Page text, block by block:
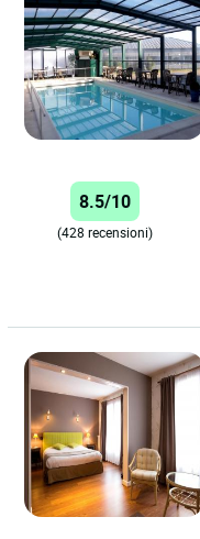
8.5/10
(428 recensioni)